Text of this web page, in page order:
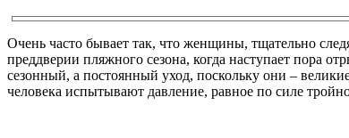
Очень часто бывает так, что женщины, тщательно
преддверии пляжного сезона, когда наступает пора
сезонный, а постоянный уход, поскольку они –
человека испытывают давление, равное по силе